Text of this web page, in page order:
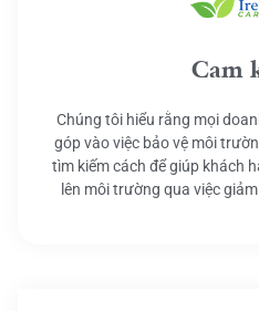
Cam
Chúng tôi hiểu rằng mọi
góp vào việc bảo vệ môi
tìm kiếm cách để giúp khách
lên môi trường qua việc